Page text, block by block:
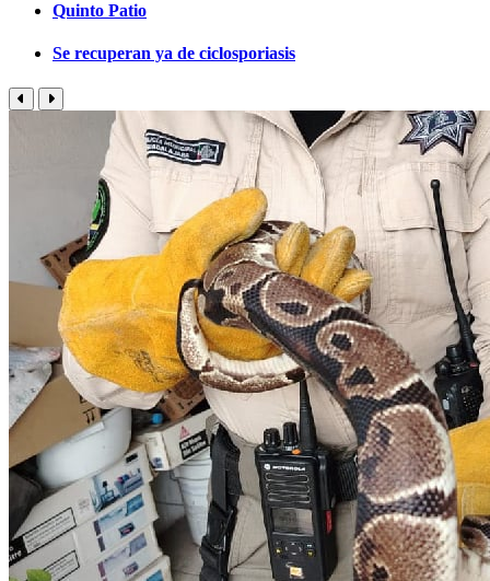
Quinto Patio
Se recuperan ya de ciclosporiasis